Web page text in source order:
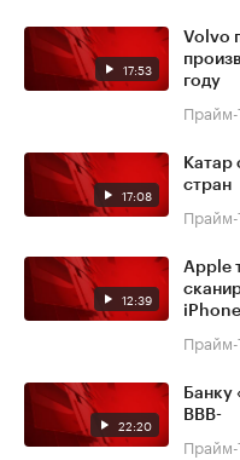
17:53
Volvo
году
17:08
Катар
стран
12:39
Apple
iPhone
22:20
Банку
BBB-